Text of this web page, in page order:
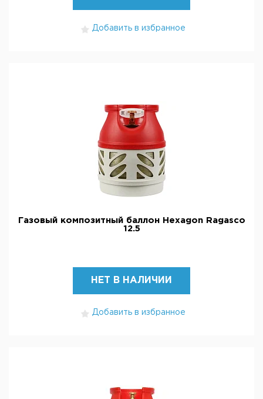
Добавить в избранное
Газовый композитный баллон Hexagon Ragasco
12.5
НЕТ В НАЛИЧИИ
Добавить в избранное